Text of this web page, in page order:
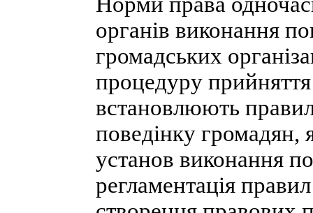
органів виконання
громадських
процедуру
встановлюють
поведінку громадян,
установ виконання
регламентація